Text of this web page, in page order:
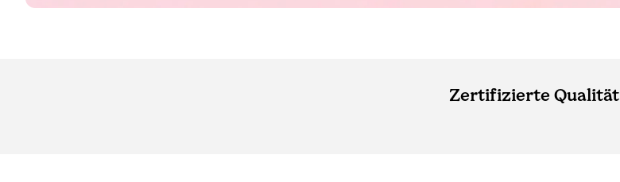
Zertifizierte Qualität